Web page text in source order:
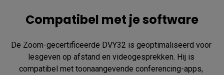
Compatibel met je software
De Zoom-gecertificeerde DVY32 is geoptimaliseerd voor
lesgeven op afstand en videogesprekken. Hij is
compatibel met toonaangevende conferencing-apps,